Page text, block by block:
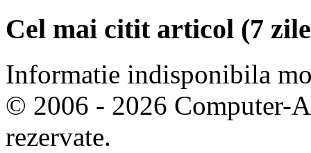
Cel mai citit articol (7
Informatie indisponibila
© 2006 - 2026 Computer-
rezervate.